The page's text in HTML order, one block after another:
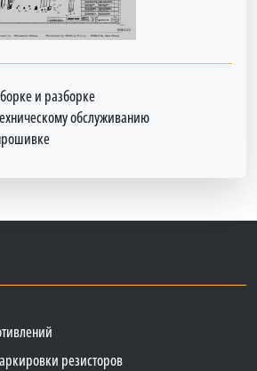
и разборке
обслуживанию
резисторов